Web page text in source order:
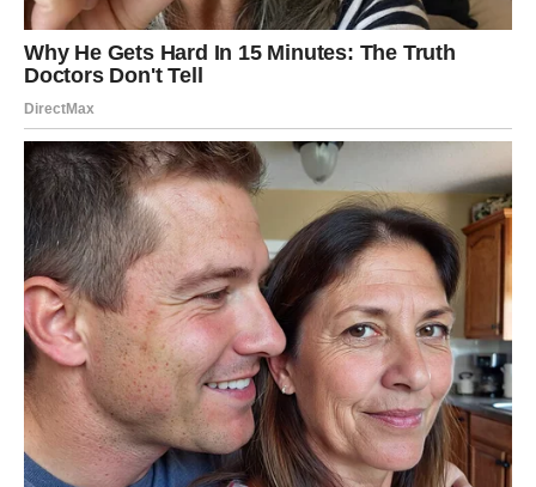
Najviše će se izdvojiti Rakovi, Škorpije i Vodolije, kojima
ljubav donosi odgovore, priznanja i emocije koje više nije
moguće skrivati.
Ponekad je dovoljno samo nekoliko trenutaka da osjećaji
koje smo mjesecima gurali duboko u sebi pronađu put do
površine. Upravo takve trenutke donose naredna 48 sata.